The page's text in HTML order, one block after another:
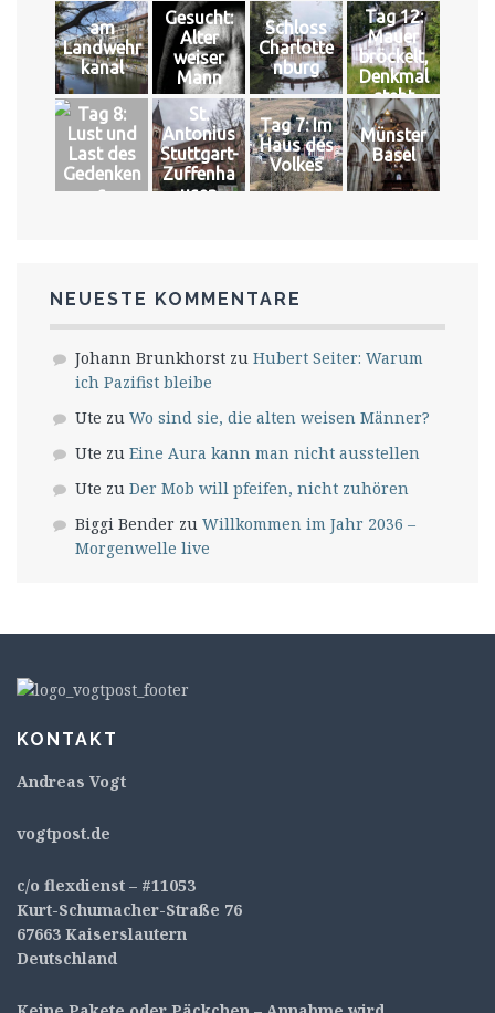
am
Landwehr
kanal
Gesucht:
Alter
weiser
Mann
Schloss
Charlotte
nburg
Tag 12:
Mauer
bröckelt,
Denkmal
steht
Tag 8:
Lust und
Last des
Gedenken
s
St.
Antonius
Stuttgart-
Zuffenha
usen
Tag 7: Im
Haus des
Volkes
Münster
Basel
NEUESTE KOMMENTARE
Johann Brunkhorst zu Hubert Seiter: Warum
ich Pazifist bleibe
Ute zu Wo sind sie, die alten weisen Männer?
Ute zu Eine Aura kann man nicht ausstellen
Ute zu Der Mob will pfeifen, nicht zuhören
Biggi Bender zu Willkommen im Jahr 2036 –
Morgenwelle live
KONTAKT
Andreas Vogt
vogtpost.de
c/o flexdienst – #11053
Kurt-Schumacher-Straße 76
67663 Kaiserslautern
Deutschland